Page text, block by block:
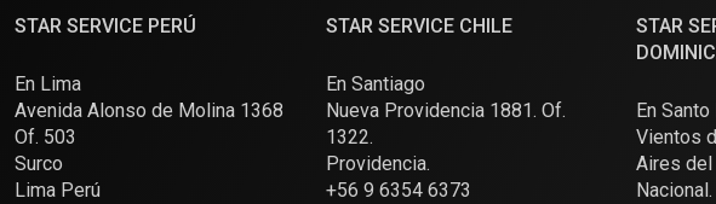
STAR SERVICE PERÚ
En Lima
Avenida Alonso de Molina 1368
Of. 503
Surco
Lima Perú
STAR SERVICE CHILE
En Santiago
Nueva Providencia 1881. Of.
1322.
Providencia.
+56 9 6354 6373
STAR
En
Vientos
Aires
Nacional.